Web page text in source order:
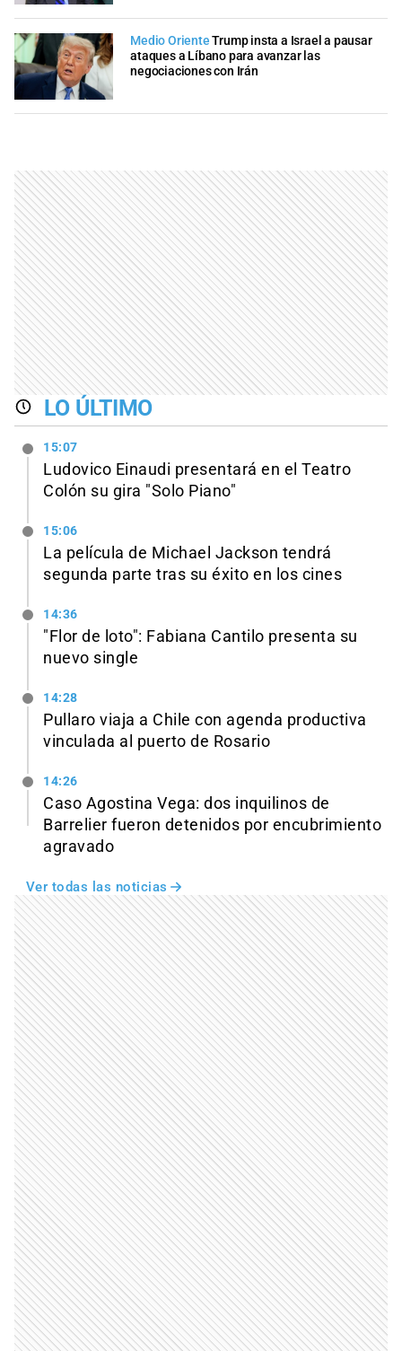
Medio Oriente Trump insta a Israel a pausar
ataques a Líbano para avanzar las
negociaciones con Irán
LO ÚLTIMO
15:07
Ludovico Einaudi presentará en el Teatro
Colón su gira "Solo Piano"
15:06
La película de Michael Jackson tendrá
segunda parte tras su éxito en los cines
14:36
"Flor de loto": Fabiana Cantilo presenta su
nuevo single
14:28
Pullaro viaja a Chile con agenda productiva
vinculada al puerto de Rosario
14:26
Caso Agostina Vega: dos inquilinos de
Barrelier fueron detenidos por encubrimiento
agravado
Ver todas las noticias